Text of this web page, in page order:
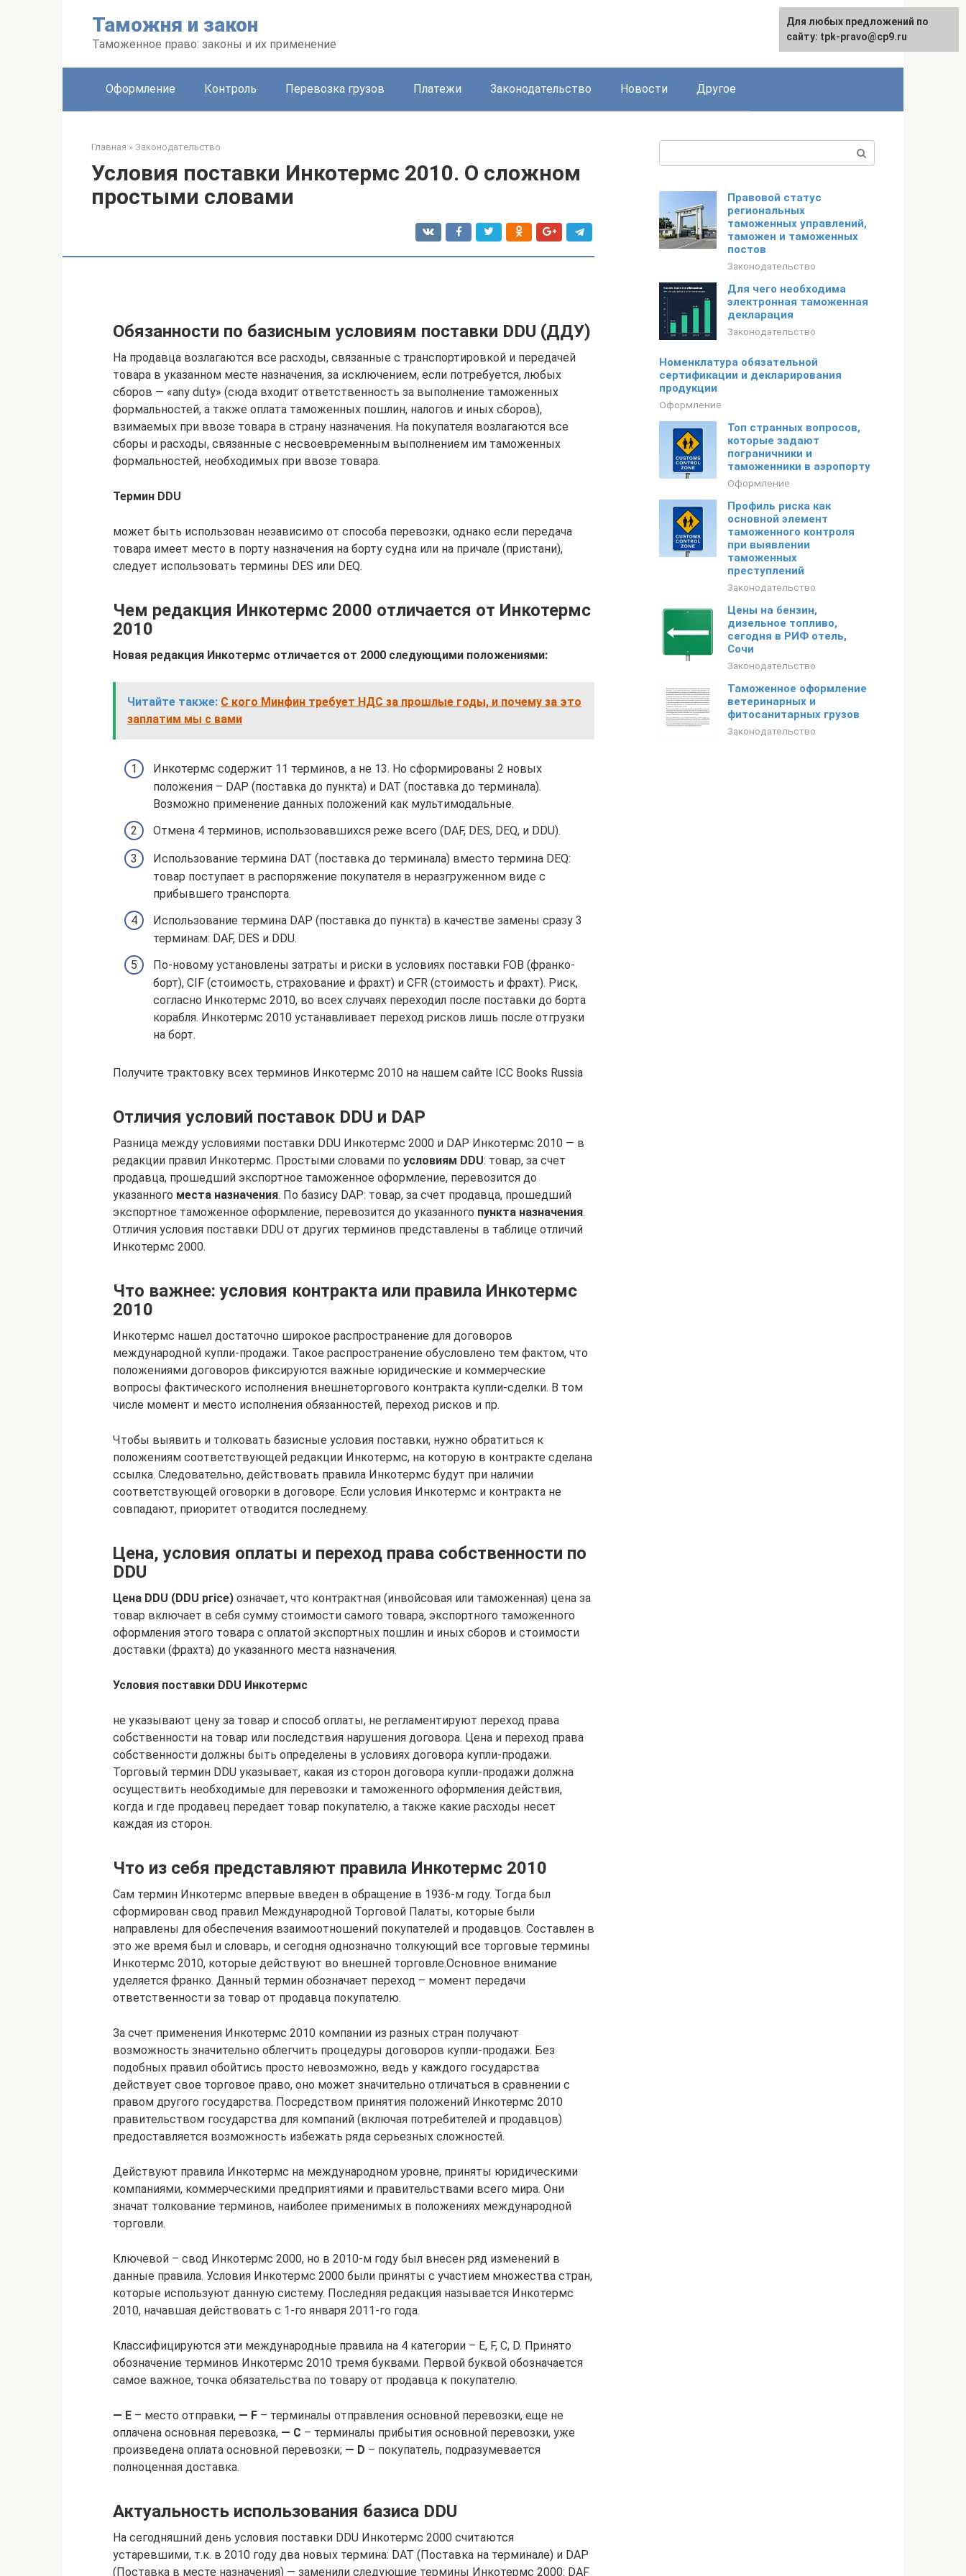
Таможня и закон
Таможенное право: законы и их применение
Оформление Контроль Перевозка грузов Платежи Законодательство Новости Другое
Главная » Законодательство
Условия поставки Инкотермс 2010. О сложном
простыми словами
Обязанности по базисным условиям поставки DDU (ДДУ)
На продавца возлагаются все расходы, связанные с транспортировкой и передачей
товара в указанном месте назначения, за исключением, если потребуется, любых
сборов — «any duty» (сюда входит ответственность за выполнение таможенных
формальностей, а также оплата таможенных пошлин, налогов и иных сборов),
взимаемых при ввозе товара в страну назначения. На покупателя возлагаются все
сборы и расходы, связанные с несвоевременным выполнением им таможенных
формальностей, необходимых при ввозе товара.
Термин DDU
может быть использован независимо от способа перевозки, однако если передача
товара имеет место в порту назначения на борту судна или на причале (пристани),
следует использовать термины DES или DEQ.
Чем редакция Инкотермс 2000 отличается от Инкотермс
2010
Новая редакция Инкотермс отличается от 2000 следующими положениями:
Читайте также: С кого Минфин требует НДС за прошлые годы, и почему за это
заплатим мы с вами
Инкотермс содержит 11 терминов, а не 13. Но сформированы 2 новых
положения – DAP (поставка до пункта) и DAT (поставка до терминала).
Возможно применение данных положений как мультимодальные.
Отмена 4 терминов, использовавшихся реже всего (DAF, DES, DEQ, и DDU).
Использование термина DAT (поставка до терминала) вместо термина DEQ:
товар поступает в распоряжение покупателя в неразгруженном виде с
прибывшего транспорта.
Использование термина DAP (поставка до пункта) в качестве замены сразу 3
терминам: DAF, DES и DDU.
По-новому установлены затраты и риски в условиях поставки FOB (франко-
борт), CIF (стоимость, страхование и фрахт) и CFR (стоимость и фрахт). Риск,
согласно Инкотермс 2010, во всех случаях переходил после поставки до борта
корабля. Инкотермс 2010 устанавливает переход рисков лишь после отгрузки
на борт.
Получите трактовку всех терминов Инкотермс 2010 на нашем сайте ICC Books Russia
Отличия условий поставок DDU и DAP
Разница между условиями поставки DDU Инкотермс 2000 и DAP Инкотермс 2010 — в
редакции правил Инкотермс. Простыми словами по условиям DDU: товар, за счет
продавца, прошедший экспортное таможенное оформление, перевозится до
указанного места назначения. По базису DAP: товар, за счет продавца, прошедший
экспортное таможенное оформление, перевозится до указанного пункта назначения.
Отличия условия поставки DDU от других терминов представлены в таблице отличий
Инкотермс 2000.
Что важнее: условия контракта или правила Инкотермс
2010
Инкотермс нашел достаточно широкое распространение для договоров
международной купли-продажи. Такое распространение обусловлено тем фактом, что
положениями договоров фиксируются важные юридические и коммерческие
вопросы фактического исполнения внешнеторгового контракта купли-сделки. В том
числе момент и место исполнения обязанностей, переход рисков и пр.
Чтобы выявить и толковать базисные условия поставки, нужно обратиться к
положениям соответствующей редакции Инкотермс, на которую в контракте сделана
ссылка. Следовательно, действовать правила Инкотермс будут при наличии
соответствующей оговорки в договоре. Если условия Инкотермс и контракта не
совпадают, приоритет отводится последнему.
Цена, условия оплаты и переход права собственности по
DDU
Цена DDU (DDU price) означает, что контрактная (инвойсовая или таможенная) цена за
товар включает в себя сумму стоимости самого товара, экспортного таможенного
оформления этого товара с оплатой экспортных пошлин и иных сборов и стоимости
доставки (фрахта) до указанного места назначения.
Условия поставки DDU Инкотермс
не указывают цену за товар и способ оплаты, не регламентируют переход права
собственности на товар или последствия нарушения договора. Цена и переход права
собственности должны быть определены в условиях договора купли-продажи.
Торговый термин DDU указывает, какая из сторон договора купли-продажи должна
осуществить необходимые для перевозки и таможенного оформления действия,
когда и где продавец передает товар покупателю, а также какие расходы несет
каждая из сторон.
Что из себя представляют правила Инкотермс 2010
Сам термин Инкотермс впервые введен в обращение в 1936-м году. Тогда был
сформирован свод правил Международной Торговой Палаты, которые были
направлены для обеспечения взаимоотношений покупателей и продавцов. Составлен в
это же время был и словарь, и сегодня однозначно толкующий все торговые термины
Инкотермс 2010, которые действуют во внешней торговле.Основное внимание
уделяется франко. Данный термин обозначает переход – момент передачи
ответственности за товар от продавца покупателю.
За счет применения Инкотермс 2010 компании из разных стран получают
возможность значительно облегчить процедуры договоров купли-продажи. Без
подобных правил обойтись просто невозможно, ведь у каждого государства
действует свое торговое право, оно может значительно отличаться в сравнении с
правом другого государства. Посредством принятия положений Инкотермс 2010
правительством государства для компаний (включая потребителей и продавцов)
предоставляется возможность избежать ряда серьезных сложностей.
Действуют правила Инкотермс на международном уровне, приняты юридическими
компаниями, коммерческими предприятиями и правительствами всего мира. Они
значат толкование терминов, наиболее применимых в положениях международной
торговли.
Ключевой – свод Инкотермс 2000, но в 2010-м году был внесен ряд изменений в
данные правила. Условия Инкотермс 2000 были приняты с участием множества стран,
которые используют данную систему. Последняя редакция называется Инкотермс
2010, начавшая действовать с 1-го января 2011-го года.
Классифицируются эти международные правила на 4 категории – E, F, C, D. Принято
обозначение терминов Инкотермс 2010 тремя буквами. Первой буквой обозначается
самое важное, точка обязательства по товару от продавца к покупателю.
— E – место отправки, — F – терминалы отправления основной перевозки, еще не
оплачена основная перевозка, — C – терминалы прибытия основной перевозки, уже
произведена оплата основной перевозки; — D – покупатель, подразумевается
полноценная доставка.
Актуальность использования базиса DDU
На сегодняшний день условия поставки DDU Инкотермс 2000 считаются
устаревшими, т.к. в 2010 году два новых термина: DAT (Поставка на терминале) и DAP
(Поставка в месте назначения) — заменили следующие термины Инкотермс 2000: DAF
Правовой статус
региональных
таможенных управлений,
таможен и таможенных
постов
Законодательство
Для чего необходима
электронная таможенная
декларация
Законодательство
Номенклатура обязательной
сертификации и декларирования
продукции
Оформление
Топ странных вопросов,
которые задают
пограничники и
таможенники в аэропорту
Оформление
Профиль риска как
основной элемент
таможенного контроля
при выявлении
таможенных
преступлений
Законодательство
Цены на бензин,
дизельное топливо,
сегодня в РИФ отель,
Сочи
Законодательство
Таможенное оформление
ветеринарных и
фитосанитарных грузов
Законодательство
Для любых предложений по
сайту: tpk-pravo@cp9.ru